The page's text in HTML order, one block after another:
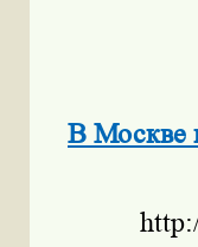
В Москве